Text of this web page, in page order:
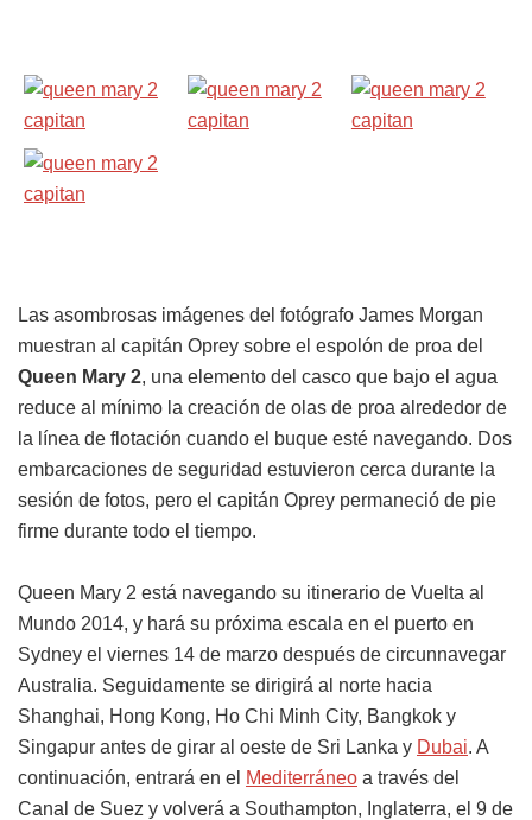
Las asombrosas imágenes del fotógrafo James Morgan
muestran al capitán Oprey sobre el espolón de proa del
Queen Mary 2, una elemento del casco que bajo el agua
reduce al mínimo la creación de olas de proa alrededor de
la línea de flotación cuando el buque esté navegando. Dos
embarcaciones de seguridad estuvieron cerca durante la
sesión de fotos, pero el capitán Oprey permaneció de pie
firme durante todo el tiempo.
Queen Mary 2 está navegando su itinerario de Vuelta al
Mundo 2014, y hará su próxima escala en el puerto en
Sydney el viernes 14 de marzo después de circunnavegar
Australia. Seguidamente se dirigirá al norte hacia
Shanghai, Hong Kong, Ho Chi Minh City, Bangkok y
Singapur antes de girar al oeste de Sri Lanka y Dubai. A
continuación, entrará en el Mediterráneo a través del
Canal de Suez y volverá a Southampton, Inglaterra, el 9 de